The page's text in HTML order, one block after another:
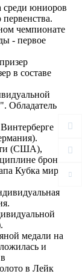
среди юниоров
чемпионате
- первое
в составе
Обладатель
(США),
бронза
Кубка мира в
медали на
и
в Лейк